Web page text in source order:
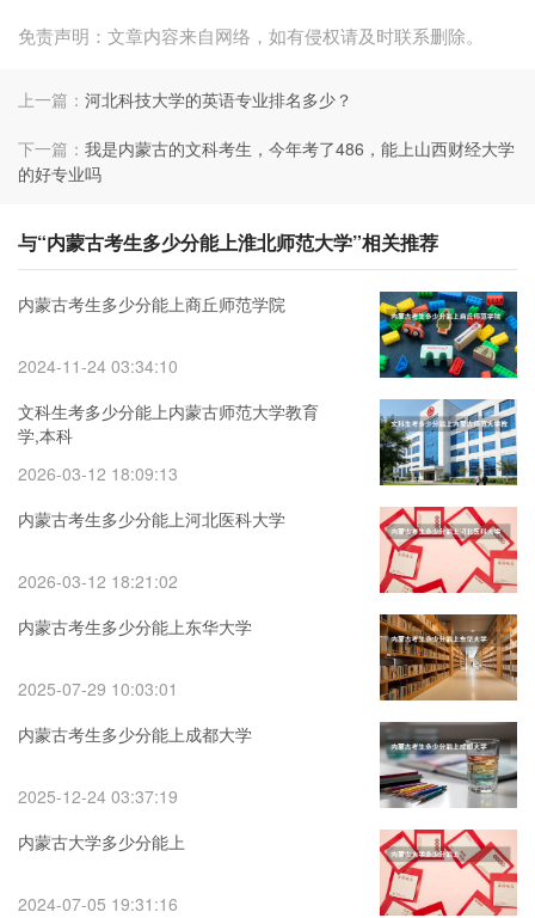
免责声明：文章内容来自网络，如有侵权请及时联系删除。
上一篇： 河北科技大学的英语专业排名多少？
下一篇： 我是内蒙古的文科考生，今年考了486，能上山西财经大学
的好专业吗
与“内蒙古考生多少分能上淮北师范大学”相关推荐
内蒙古考生多少分能上商丘师范学院
2024-11-24 03:34:10
文科生考多少分能上内蒙古师范大学教育
学,本科
2026-03-12 18:09:13
内蒙古考生多少分能上河北医科大学
2026-03-12 18:21:02
内蒙古考生多少分能上东华大学
2025-07-29 10:03:01
内蒙古考生多少分能上成都大学
2025-12-24 03:37:19
内蒙古大学多少分能上
2024-07-05 19:31:16